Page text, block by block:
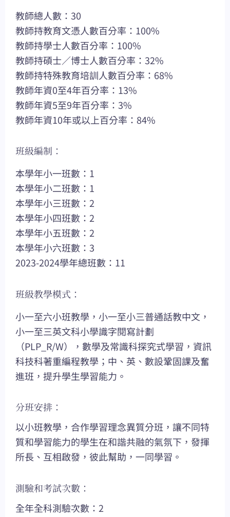
教師總人數：30
教師持教育文憑人數百分率：100%
教師持學士人數百分率：100%
教師持碩士／博士人數百分率：32%
教師持特殊教育培訓人數百分率：68%
教師年資0至4年百分率：13%
教師年資5至9年百分率：3%
教師年資10年或以上百分率：84%
班級編制：
本學年小一班數：1
本學年小二班數：1
本學年小三班數：2
本學年小四班數：2
本學年小五班數：2
本學年小六班數：3
2023-2024學年總班數：11
班級教學模式：
小一至六小班教學，小一至小三普通話教中文，
小一至三英文科小學識字閱寫計劃
（PLP_R/W），數學及常識科探究式學習，資訊
科技科著重編程教學；中、英、數設鞏固課及奮
進班，提升學生學習能力。
分班安排：
以小班教學，合作學習理念異質分班，讓不同特
質和學習能力的學生在和諧共融的氣氛下，發揮
所長、互相啟發，彼此幫助，一同學習。
測驗和考試次數：
全年全科測驗次數：2